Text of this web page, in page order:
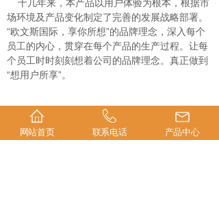
十几年来，本产品以用户体验为根本，根据市
场环境及产品变化制定了完善的发展战略部署。
“欧文斯国际，享你所想”的品牌理念，深入每个
员工的内心，贯穿在每个产品的生产过程。让每
个员工时时刻刻想着公司的品牌理念。真正做到
“想用户所享”。
网站首页 联系电话 产品中心